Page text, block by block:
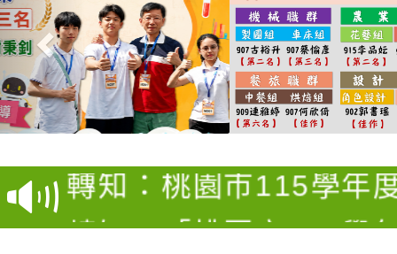
【甄選結果(第4招)】
學年度第1學期第9次代
結果(第4招)
【甄選結果(第12招)】
學年度第1學期第7次代
結果(第12招)
轉知：桃園市115學年
賽及師生本土語及新住
轉知：「桃園市115學